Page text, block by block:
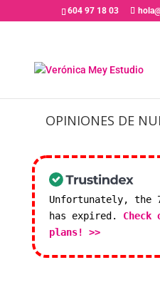
604 97 18 03
OPINIONES DE
Unfortunately, the
has expired.
plans! >>